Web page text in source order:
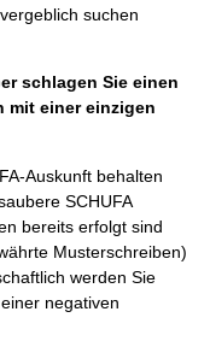
suchen
schlagen Sie einen
mit einer einzigen
Auskunft behalten
SCHUFA
bereits erfolgt sind
Musterschreiben)
werden Sie
negativen